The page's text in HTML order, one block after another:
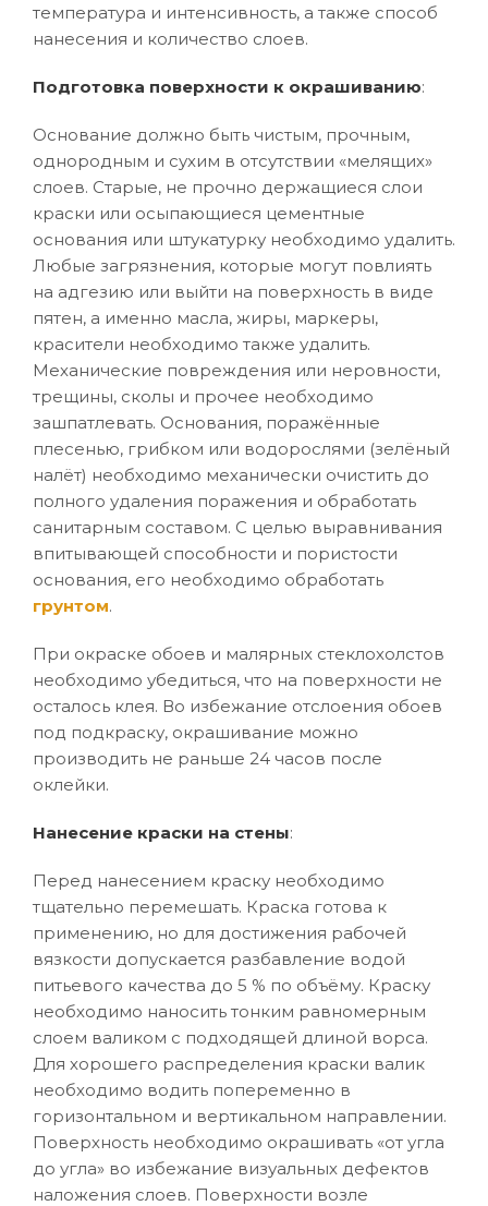
температура и интенсивность, а также способ
нанесения и количество слоев.
Подготовка поверхности к окрашиванию:
Основание должно быть чистым, прочным,
однородным и сухим в отсутствии «мелящих»
слоев. Старые, не прочно держащиеся слои
краски или осыпающиеся цементные
основания или штукатурку необходимо удалить.
Любые загрязнения, которые могут повлиять
на адгезию или выйти на поверхность в виде
пятен, а именно масла, жиры, маркеры,
красители необходимо также удалить.
Механические повреждения или неровности,
трещины, сколы и прочее необходимо
зашпатлевать. Основания, поражённые
плесенью, грибком или водорослями (зелёный
налёт) необходимо механически очистить до
полного удаления поражения и обработать
санитарным составом. С целью выравнивания
впитывающей способности и пористости
основания, его необходимо обработать
грунтом.
При окраске обоев и малярных стеклохолстов
необходимо убедиться, что на поверхности не
осталось клея. Во избежание отслоения обоев
под подкраску, окрашивание можно
производить не раньше 24 часов после
оклейки.
Нанесение краски на стены:
Перед нанесением краску необходимо
тщательно перемешать. Краска готова к
применению, но для достижения рабочей
вязкости допускается разбавление водой
питьевого качества до 5 % по объёму. Краску
необходимо наносить тонким равномерным
слоем валиком с подходящей длиной ворса.
Для хорошего распределения краски валик
необходимо водить попеременно в
горизонтальном и вертикальном направлении.
Поверхность необходимо окрашивать «от угла
до угла» во избежание визуальных дефектов
наложения слоев. Поверхности возле